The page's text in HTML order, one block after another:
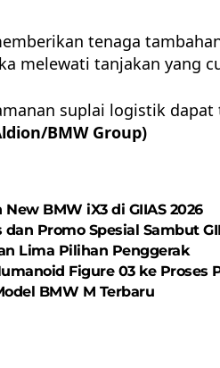
tenaga
melewati tanjakan yang
suplai logistik
BMW Group)
BMW iX3 di GIIAS 2026
Promo Spesial Sambut
Lima Pilihan Penggerak
Figure 03 ke Proses
BMW M Terbaru